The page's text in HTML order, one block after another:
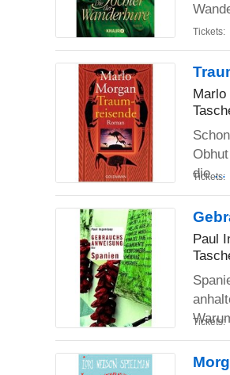
Tickets:
die...
Tickets:
Paul
Tickets: